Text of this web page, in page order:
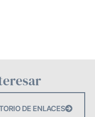
DE ENLACES